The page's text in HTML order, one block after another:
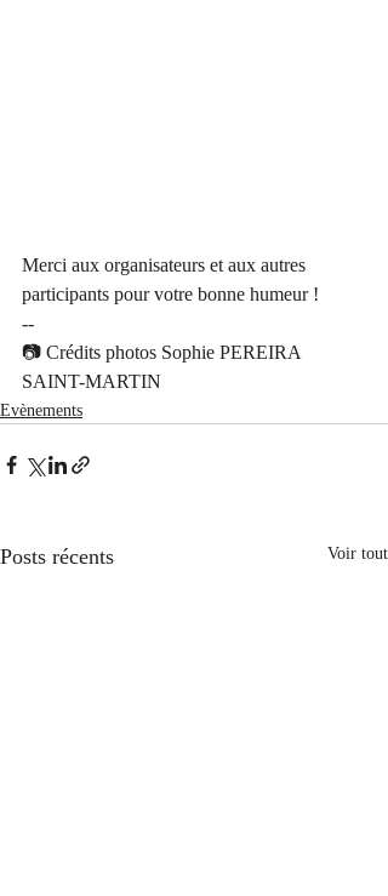
Merci aux organisateurs et aux autres
participants pour votre bonne humeur !
--
📷 Crédits photos Sophie PEREIRA
SAINT-MARTIN
Evènements
Posts récents Voir tout